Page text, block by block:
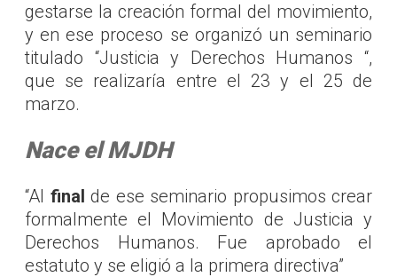
gestarse la creación formal del movimiento,
y en ese proceso se organizó un seminario
titulado “Justicia y Derechos Humanos “,
que se realizaría entre el 23 y el 25 de
marzo.
Nace el MJDH
“Al final de ese seminario propusimos crear
formalmente el Movimiento de Justicia y
Derechos Humanos. Fue aprobado el
estatuto y se eligió a la primera directiva”